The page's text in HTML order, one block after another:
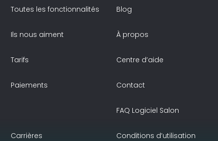
Toutes les fonctionnalités
Ils nous aiment
Tarifs
Paiements
Blog
À propos
Centre d’aide
Contact
FAQ Logiciel Salon
Carrières Conditions d’utilisation